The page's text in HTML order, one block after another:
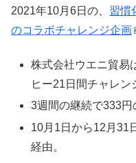
2021年10月6日の、 習慣
のコラボチャレンジ企画
株式会社ウエニ貿易
ヒー21日間チャレン
3週間の継続で333円
10月1日から12月31
経由。